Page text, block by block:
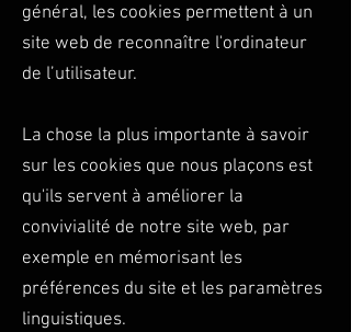
général, les cookies permettent à un
site web de reconnaître l'ordinateur
de l’utilisateur.
La chose la plus importante à savoir
sur les cookies que nous plaçons est
qu'ils servent à améliorer la
convivialité de notre site web, par
exemple en mémorisant les
préférences du site et les paramètres
linguistiques.